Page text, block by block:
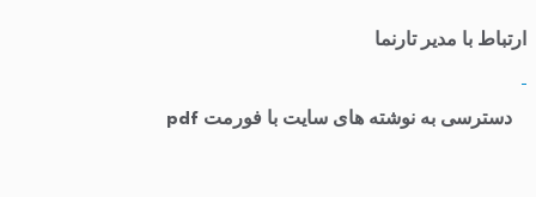
ارتباط با مدیر تارنما
دسترسی به نوشته های سایت با فورمت pdf